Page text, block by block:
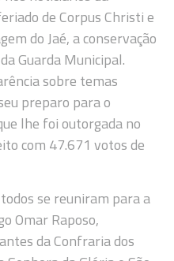
de Corpus Christi e
do Jaé, a conservação
Guarda Municipal.
sobre temas
preparo para o
lhe foi outorgada no
com 47.671 votos de
se reuniram para a
Omar Raposo,
da Confraria dos